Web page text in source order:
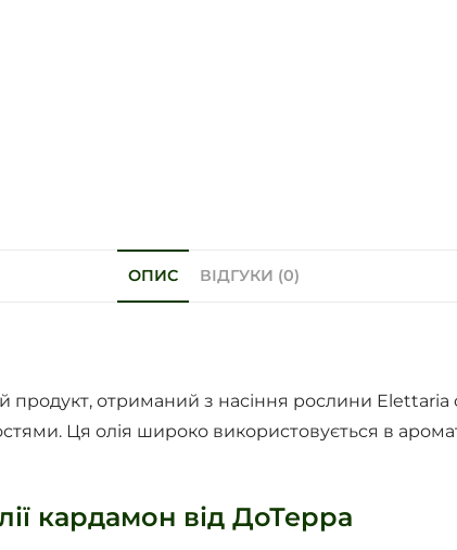
ОПИС ВІДГУКИ (0)
продукт, отриманий з насіння рослини
Ця олія широко використовується в
кардамон від ДоТерра